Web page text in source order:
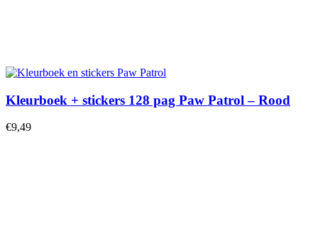
Kleurboek + stickers 128 pag Paw Patrol – Rood
€9,49